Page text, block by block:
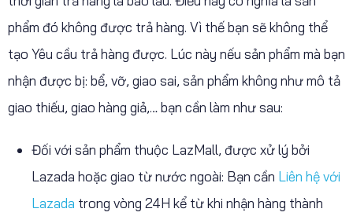
phẩm đó không được trả hàng. Vì thế bạn sẽ không thể
tạo Yêu cầu trả hàng được. Lúc này nếu sản phẩm mà bạn
nhận được bị: bể, vỡ, giao sai, sản phẩm không như mô tả
giao thiếu, giao hàng giả,… bạn cần làm như sau:
Đối với sản phẩm thuộc LazMall, được xử lý bởi
Lazada hoặc giao từ nước ngoài: Bạn cần Liên hệ với
Lazada trong vòng 24H kể từ khi nhận hàng thành